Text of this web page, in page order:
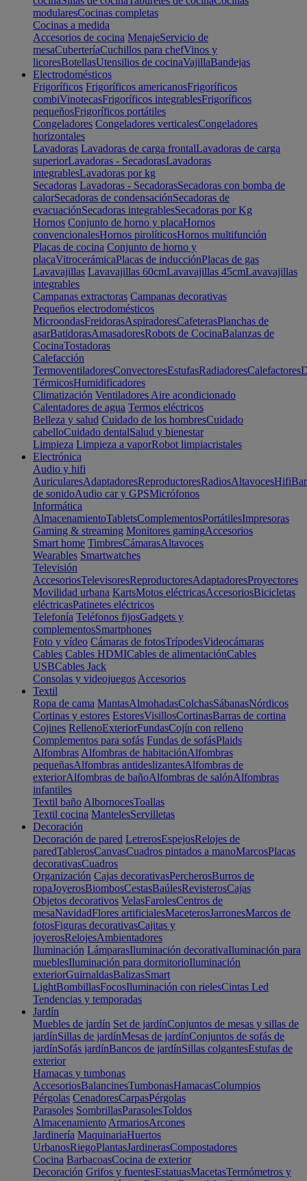
modularesCocinas completas
Cocinas a medida
Accesorios de cocina MenajeServicio de
mesaCuberteríaCuchillos para chefVinos y
licoresBotellasUtensilios de cocinaVajillaBandejas
Electrodomésticos
Frigoríficos Frigoríficos americanosFrigoríficos
combiVinotecasFrigoríficos integrablesFrigoríficos
pequeñosFrigoríficos portátiles
Congeladores Congeladores verticalesCongeladores
horizontales
Lavadoras Lavadoras de carga frontalLavadoras de carga
superiorLavadoras - SecadorasLavadoras
integrablesLavadoras por kg
Secadoras Lavadoras - SecadorasSecadoras con bomba de
calorSecadoras de condensaciónSecadoras de
evacuaciónSecadoras integrablesSecadoras por Kg
Hornos Conjunto de horno y placaHornos
convencionalesHornos pirolíticosHornos multifunción
Placas de cocina Conjunto de horno y
placaVitrocerámicaPlacas de inducciónPlacas de gas
Lavavajillas Lavavajillas 60cmLavavajillas 45cmLavavajillas
integrables
Campanas extractoras Campanas decorativas
Pequeños electrodomésticos
MicroondasFreidorasAspiradoresCafeterasPlanchas de
asarBatidorasAmasadoresRobots de CocinaBalanzas de
CocinaTostadoras
Calefacción
TermoventiladoresConvectoresEstufasRadiadoresCalefactores
TérmicosHumidificadores
Climatización Ventiladores Aire acondicionado
Calentadores de agua Termos eléctricos
Belleza y salud Cuidado de los hombresCuidado
cabelloCuidado dentalSalud y bienestar
Limpieza Limpieza a vaporRobot limpiacristales
Electrónica
Audio y hifi
AuricularesAdaptadoresReproductoresRadiosAltavocesHifi
de sonidoAudio car y GPSMicrófonos
Informática
AlmacenamientoTabletsComplementosPortátilesImpresoras
Gaming & streaming Monitores gamingAccesorios
Smart home TimbresCámarasAltavoces
Wearables Smartwatches
Televisión
AccesoriosTelevisoresReproductoresAdaptadoresProyectores
Movilidad urbana KartsMotos eléctricasAccesoriosBicicletas
eléctricasPatinetes eléctricos
Telefonía Teléfonos fijosGadgets y
complementosSmartphones
Foto y vídeo Cámaras de fotosTrípodesVideocámaras
Cables Cables HDMICables de alimentaciónCables
USBCables Jack
Consolas y videojuegos Accesorios
Textil
Ropa de cama MantasAlmohadasColchasSábanasNórdicos
Cortinas y estores EstoresVisillosCortinasBarras de cortina
Cojines RellenoExteriorFundasCojín con relleno
Complementos para sofás Fundas de sofásPlaids
Alfombras Alfombras de habitaciónAlfombras
pequeñasAlfombras antideslizantesAlfombras de
exteriorAlfombras de bañoAlfombras de salónAlfombras
infantiles
Textil baño AlbornocesToallas
Textil cocina MantelesServilletas
Decoración
Decoración de pared LetrerosEspejosRelojes de
paredTablerosCanvasCuadros pintados a manoMarcosPlacas
decorativasCuadros
Organización Cajas decorativasPercherosBurros de
ropaJoyerosBiombosCestasBaúlesRevisterosCajas
Objetos decorativos VelasFarolesCentros de
mesaNavidadFlores artificialesMaceterosJarronesMarcos de
fotosFiguras decorativasCajitas y
joyerosRelojesAmbientadores
Iluminación LámparasIluminación decorativaIluminación para
mueblesIluminación para dormitorioIluminación
exteriorGuirnaldasBalizasSmart
LightBombillasFocosIluminación con rielesCintas Led
Tendencias y temporadas
Jardín
Muebles de jardín Set de jardínConjuntos de mesas y sillas de
jardínSillas de jardínMesas de jardínConjuntos de sofás de
jardínSofás jardínBancos de jardínSillas colgantesEstufas de
exterior
Hamacas y tumbonas
AccesoriosBalancinesTumbonasHamacasColumpios
Pérgolas CenadoresCarpasPérgolas
Parasoles SombrillasParasolesToldos
Almacenamiento ArmariosArcones
Jardinería MaquinariaHuertos
UrbanosRiegoPlantasJardinerasCompostadores
Cocina BarbacoasCocina de exterior
Decoración Grifos y fuentesEstatuasMacetasTermómetros y